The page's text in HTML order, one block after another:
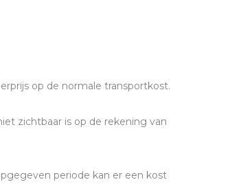
op de normale transportkost.
zichtbaar is op de rekening van
periode kan er een kost